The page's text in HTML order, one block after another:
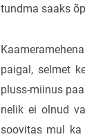
tundma saaks
paigal, selmet
pluss-miinus
nelik ei olnud
soovitas mul ka